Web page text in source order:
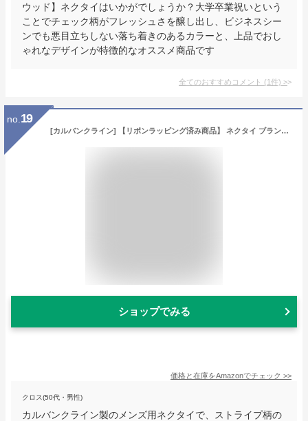
ウッド】ネクタイはいかがでしょうか？大学卒業祝いという
ことでチェック柄がフレッシュさを醸し出し、ビジネスシー
ンでも悪目立ちしない落ち着きのあるカラーと、上品でおし
ゃれなデザインが特徴的なオススメ商品です
全てのおすすめコメント (1件) >
no. 19
[カルバンクライン] 【リボンラッピング済み商品】 ネクタイ ブランド ナローネクタイ(7cm幅) CK34 ネイビー/ブルーグレー [並行輸入品]
ショップでみる
価格と在庫をAmazonでチェック >>
クロス(50代・男性)
カルバンクライン製のメンズ用ネクタイで、ストライプ柄の